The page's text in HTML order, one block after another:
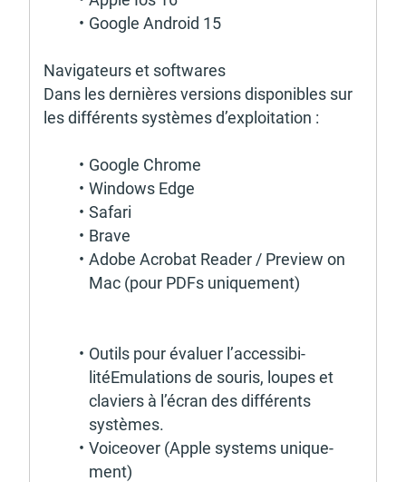
Google Android 15
Navi­ga­teurs et soft­wares
Dans les dernières versions dispo­nibles sur
les diffé­rents systèmes d’exploi­ta­tion :
Google Chrome
Windows Edge
Safari
Brave
Adobe Acro­bat Reader / Preview on
Mac (pour PDFs unique­ment)
Outils pour évaluer l’acces­si­bi­
litéEmula­tions de souris, loupes et
claviers à l’écran des diffé­rents
systèmes.
Voiceo­ver (Apple systems unique­
ment)